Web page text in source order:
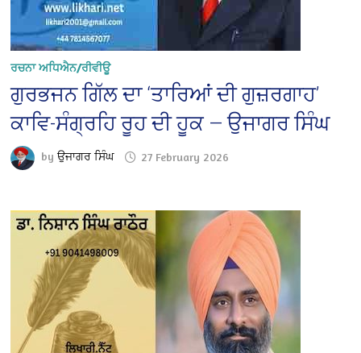
ਰਚਨਾ ਅਧਿਐਨ/ਰੀਵੀਊ
ਗੁਰਭਜਨ ਗਿੱਲ ਦਾ ‘ਤਾਰਿਆਂ ਦੀ ਗੁਜ਼ਰਗਾਹ’
ਕਾਵਿ-ਸੰਗ੍ਰਹਿ ਰੂਹ ਦੀ ਹੂਕ — ਉਜਾਗਰ ਸਿੰਘ
byਉਜਾਗਰ ਸਿੰਘ 27 February 2026